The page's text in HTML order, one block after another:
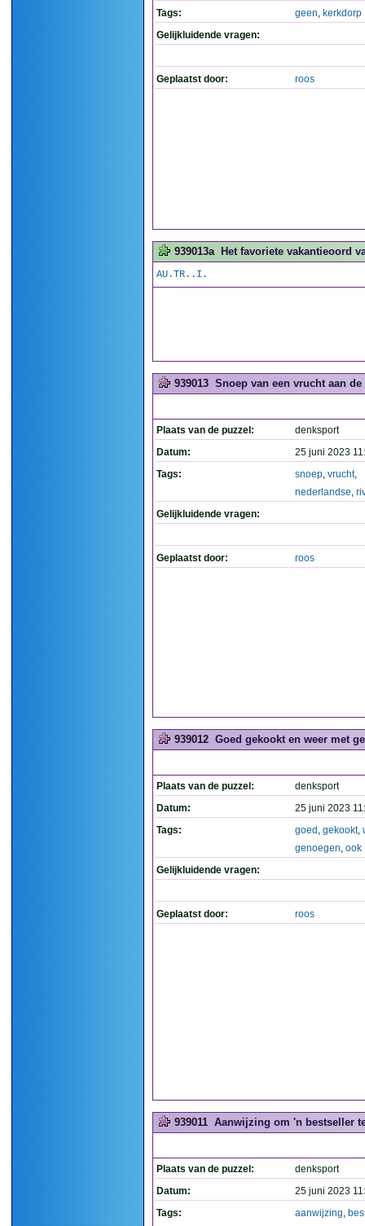
Tags:
geen, kerkdorp
Gelijkluidende vragen:
Geplaatst door: roos
939013a Het favoriete vakantieoord
AU.TR..I.
939013 Snoep van een vrucht aan
Plaats van de puzzel:
denksport
Datum:
25 juni 2023
Tags:
snoep, vrucht,
nederlandse,
Gelijkluidende vragen:
Geplaatst door: roos
939012 Goed gekookt en weer met
Plaats van de puzzel:
denksport
Datum:
25 juni 2023
Tags:
goed , gekookt,
genoegen, ook
Gelijkluidende vragen:
Geplaatst door: roos
939011 Aanwijzing om 'n bestseller
Plaats van de puzzel:
denksport
Datum:
25 juni 2023
Tags:
aanwijzing,